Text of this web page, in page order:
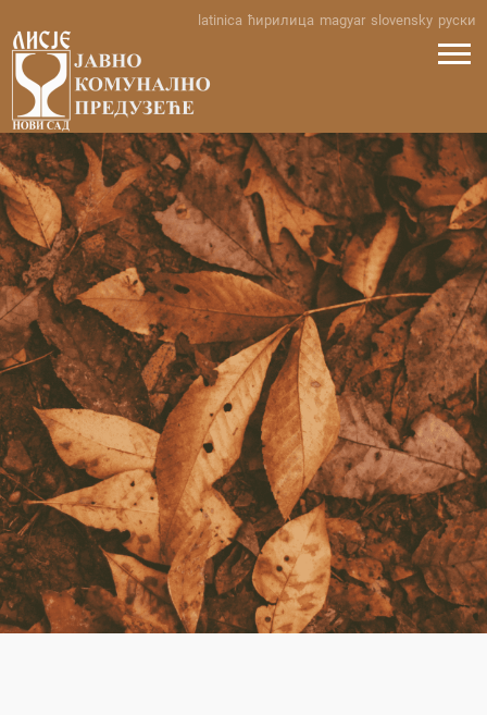
content
latinica ћирилица magyar slovensky руски